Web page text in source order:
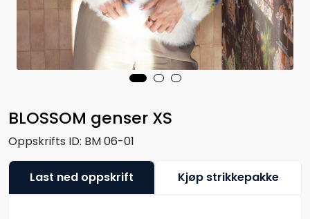
BLOSSOM genser XS
Oppskrifts ID: BM 06-01
Last ned oppskrift Kjøp strikkepakke